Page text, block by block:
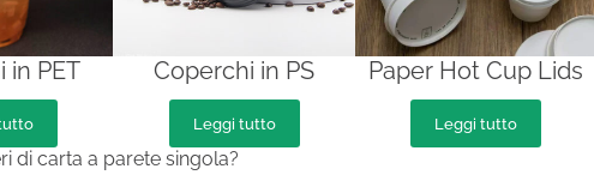
in PET Coperchi in PS
Leggi tutto
Paper Hot Cup Lids
Leggi tutto
di carta a parete singola?